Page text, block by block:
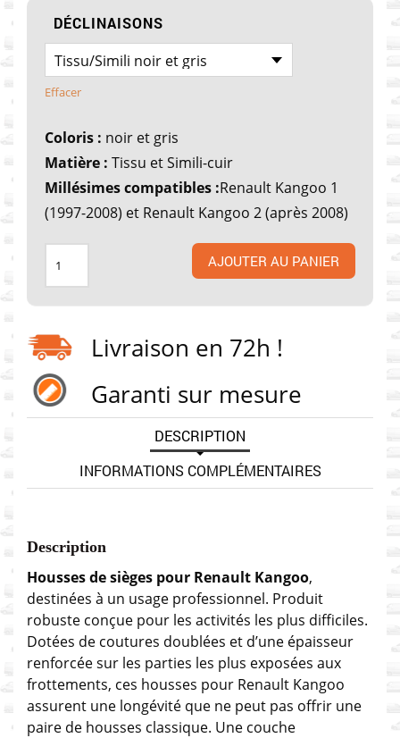
DÉCLINAISONS
Effacer
Coloris : noir et gris
Matière : Tissu et Simili-cuir
Millésimes compatibles :Renault Kangoo 1
(1997-2008) et Renault Kangoo 2 (après 2008)
AJOUTER AU PANIER
Livraison en 72h !
Garanti sur mesure
DESCRIPTION
INFORMATIONS COMPLÉMENTAIRES
Description
Housses de sièges pour Renault Kangoo,
destinées à un usage professionnel. Produit
robuste conçue pour les activités les plus difficiles.
Dotées de coutures doublées et d’une épaisseur
renforcée sur les parties les plus exposées aux
frottements, ces housses pour Renault Kangoo
assurent une longévité que ne peut pas offrir une
paire de housses classique. Une couche